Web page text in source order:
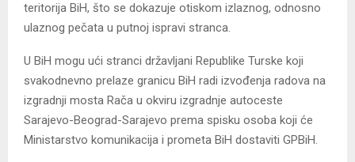
teritorija BiH, što se dokazuje otiskom izlaznog, odnosno
ulaznog pečata u putnoj ispravi stranca.
U BiH mogu ući stranci državljani Republike Turske koji
svakodnevno prelaze granicu BiH radi izvođenja radova na
izgradnji mosta Rača u okviru izgradnje autoceste
Sarajevo-Beograd-Sarajevo prema spisku osoba koji će
Ministarstvo komunikacija i prometa BiH dostaviti GPBiH.